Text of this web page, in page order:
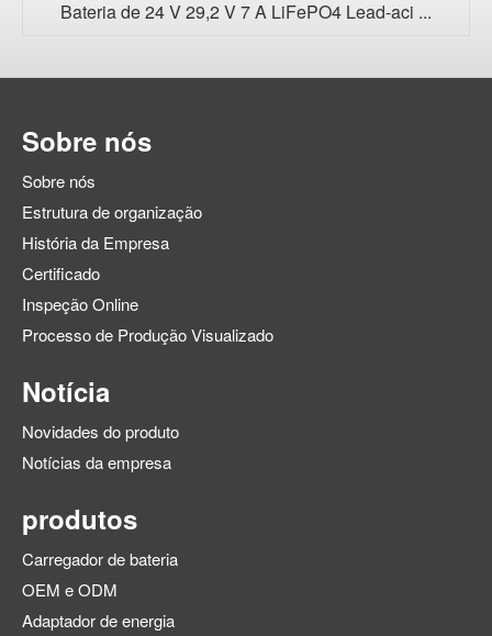
Bateria de 24 V 29,2 V 7 A LiFePO4 Lead-aci ...
Sobre nós
Sobre nós
Estrutura de organização
História da Empresa
Certificado
Inspeção Online
Processo de Produção Visualizado
Notícia
Novidades do produto
Notícias da empresa
produtos
Carregador de bateria
OEM e ODM
Adaptador de energia